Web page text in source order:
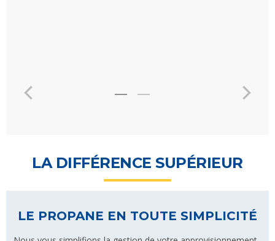
LA DIFFÉRENCE SUPÉRIEUR
LE PROPANE EN TOUTE SIMPLICITÉ